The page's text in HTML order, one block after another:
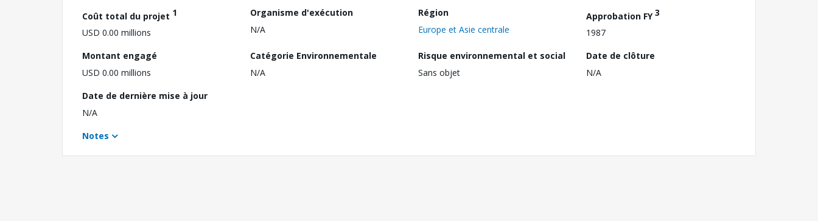
Coût total du projet 1
USD 0.00 millions
Organisme d'exécution
N/A
Région
Europe et Asie centrale
Approbation FY3
1987
Montant engagé
USD 0.00 millions
Catégorie Environnementale
N/A
Risque environnemental et social
Sans objet
Date de clôture
N/A
Date de dernière mise à jour
N/A
Notes